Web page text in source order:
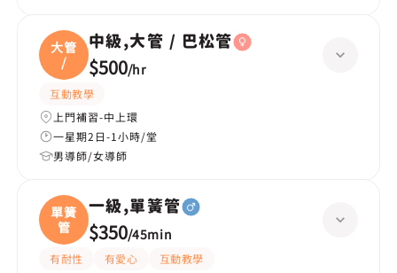
大管
/
中級,大管 / 巴松管
$500/hr
互動教學
上門補習-中上環
一星期2日-1小時/堂
男導師/女導師
單簧
管
一級,單簧管
$350/45min
有耐性 有愛心
互動教學